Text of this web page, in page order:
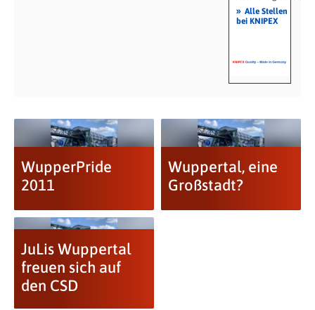
» Alle Stellen
bei KNIPEX
WupperPride
2011
Wuppertal, eine
Großstadt?
JuLis Wuppertal
freuen sich auf
den CSD